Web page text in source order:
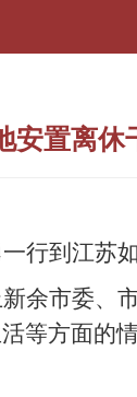
安置离
行到江苏
余市委、
等方面的